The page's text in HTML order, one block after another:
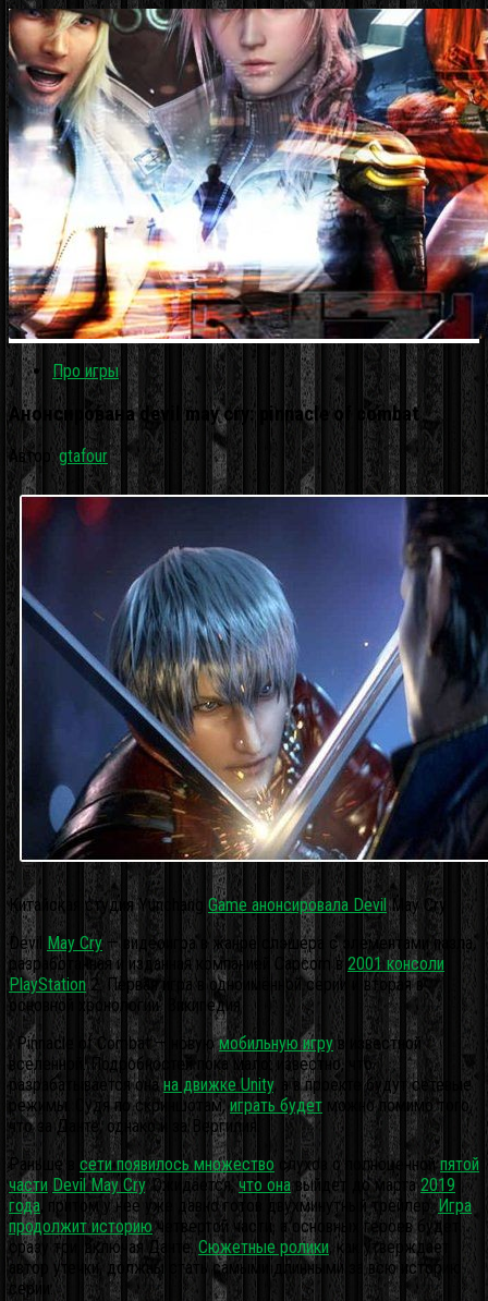
Про игры
Анонсирована devil may cry: pinnacle of combat
Автор:gtafour ·
Китайская студия Yunchang Game анонсировала Devil May Cry
Devil
May Cry — видеоигра в жанре слэшера с элементами пазла,
разработанная и изданная компанией Capcom в 2001 консоли
PlayStation2. Первая игра в одноимённой серии и вторая в
основной хронологии. Википедия
: Pinnacle of Combat — новуюмобильную игру в известной
вселенной. Подробностей пока мало: известно, что
разрабатывается онана движке Unity, а в проекте будут сетевые
режимы. Судя по скриншотам, играть будет можно помимо того,
что за Данте, однако и за Вергилия.
Раньше в сети появилось множество слухов о полноценнойпятой
части Devil May Cry. Ожидается, что она выйдет до марта2019
года, притом у нее уже давно готов двухминутный трейлер. Игра
продолжит историючетвертой части, а основных героев будет
сразу три, включая Данте. Сюжетные ролики , как утверждает
автор утечки, должны стать самыми длинными за всю историю
серии.